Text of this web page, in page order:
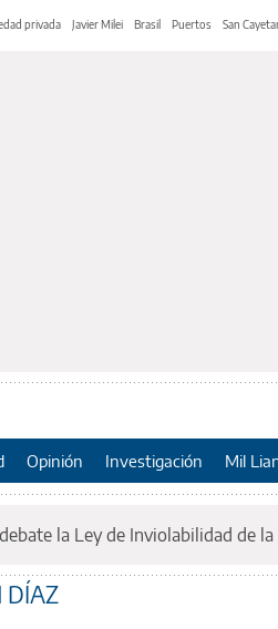
privada Javier Milei Brasil Puertos San
Opinión Investigación Mil
la Ley de Inviolabilidad de
DÍAZ